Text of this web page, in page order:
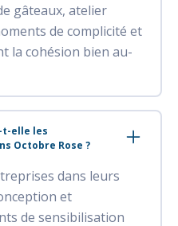
gâteaux, atelier
de complicité et
la cohésion bien au-
t-elle les
Octobre Rose ?
dans leurs
et
de sensibilisation